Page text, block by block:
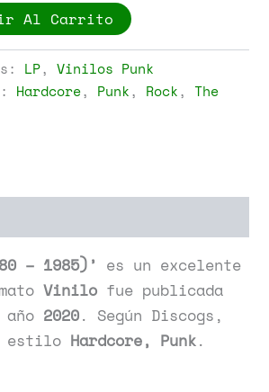
Al Carrito
LP, Vinilos Punk
Hardcore, Punk, Rock, The
– 1985)’ es un excelente
Vinilo fue publicada
2020. Según Discogs,
estilo Hardcore, Punk.